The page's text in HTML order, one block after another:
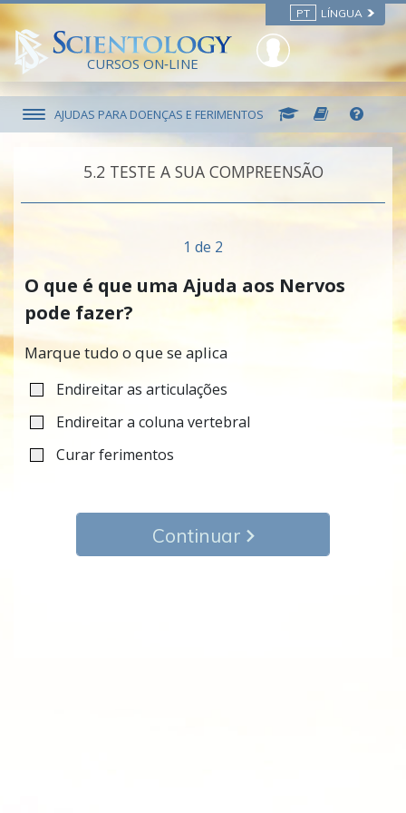
PT LÍNGUA
CURSOS ON‑LINE
AJUDAS PARA DOENÇAS E FERIMENTOS
5.‎2 TESTE A SUA COMPREENSÃO
1 de 2
O que é que uma Ajuda aos Nervos
pode fazer?
Marque tudo o que se aplica
Endireitar as articulações
Endireitar a coluna vertebral
Curar ferimentos
Continuar